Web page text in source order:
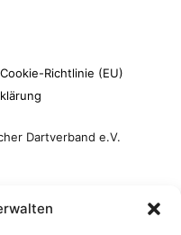
Cookie-Richtlinie (EU)